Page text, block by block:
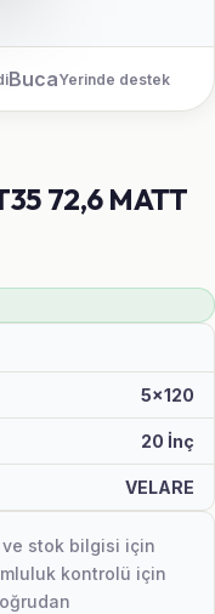
BucaYerinde destek
72,6 MATT
5x120
20 İnç
VELARE
ve stok bilgisi için
kontrolü için